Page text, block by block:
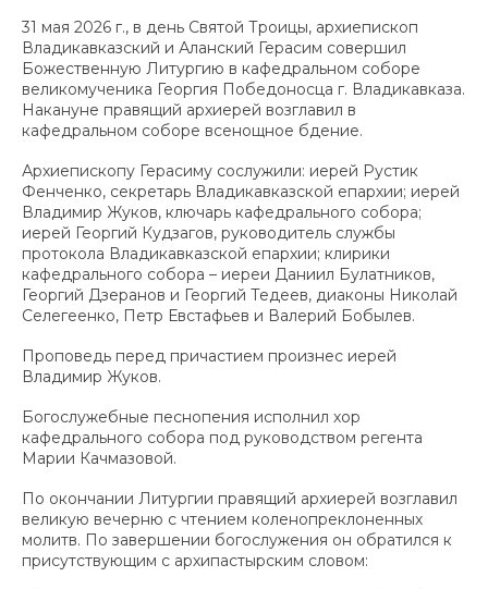
31 мая 2026 г., в день Святой Троицы, архиепископ
Владикавказский и Аланский Герасим совершил
Божественную Литургию в кафедральном соборе
великомученика Георгия Победоносца г. Владикавказа.
Накануне правящий архиерей возглавил в
кафедральном соборе всенощное бдение.
Архиепископу Герасиму сослужили: иерей Рустик
Фенченко, секретарь Владикавказской епархии; иерей
Владимир Жуков, ключарь кафедрального собора;
иерей Георгий Кудзагов, руководитель службы
протокола Владикавказской епархии; клирики
кафедрального собора – иереи Даниил Булатников,
Георгий Дзеранов и Георгий Тедеев, диаконы Николай
Селегеенко, Петр Евстафьев и Валерий Бобылев.
Проповедь перед причастием произнес иерей
Владимир Жуков.
Богослужебные песнопения исполнил хор
кафедрального собора под руководством регента
Марии Качмазовой.
По окончании Литургии правящий архиерей возглавил
великую вечерню с чтением коленопреклоненных
молитв. По завершении богослужения он обратился к
присутствующим с архипастырским словом: